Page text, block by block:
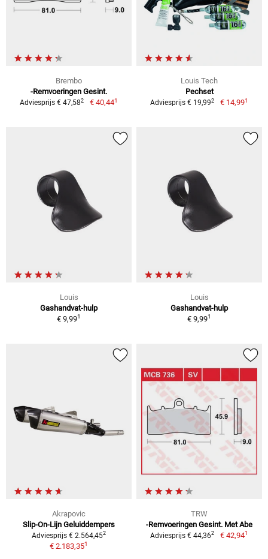
Brembo
-Remvoeringen Gesint.
Adviesprijs € 47,582 € 40,441
Louis Tech
Pechset
Adviesprijs € 19,992 € 14,991
Louis
Gashandvat-hulp
€ 9,991
Louis
Gashandvat-hulp
€ 9,991
Akrapovic
Slip-On-Lijn Geluiddempers
Adviesprijs € 2.564,452
€ 2.183,351
TRW
-Remvoeringen Gesint. Met Abe
Adviesprijs € 44,362 € 42,941